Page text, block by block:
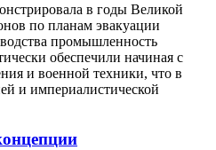
в годы Великой
по планам эвакуации
промышленность
обеспечили начиная с
и военной техники, что в
и империалистической